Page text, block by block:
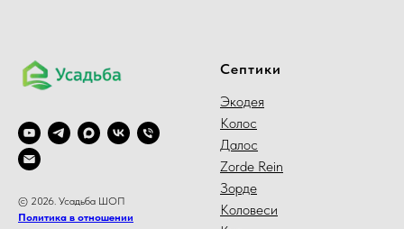
© 2026. Усадьба ШОП
Политика в отношении
Септики
Экодея
Колос
Далос
Zorde Rein
Зорде
Коловеси